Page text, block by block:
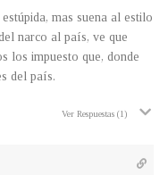
mas suena al estilo
narco al país, ve que
los impuesto que, donde
del país.
Ver Respuestas (1)